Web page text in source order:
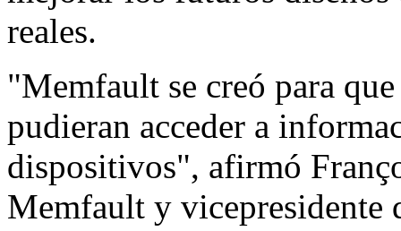
reales.
"Memfault se creó para
pudieran acceder a
dispositivos", afirmó
Memfault y vicepresidente